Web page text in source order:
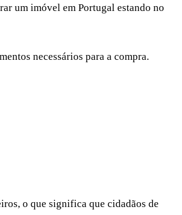
um imóvel em Portugal estando no
necessários para a compra.
o que significa que cidadãos de